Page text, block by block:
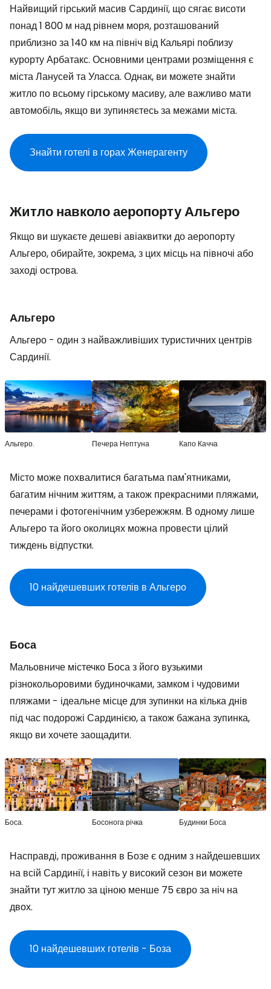
Найвищий гірський масив Сардинії, що сягає висоти
понад 1 800 м над рівнем моря, розташований
приблизно за 140 км на північ від Кальярі поблизу
курорту Арбатакс. Основними центрами розміщення є
міста Ланусей та Уласса. Однак, ви можете знайти
житло по всьому гірському масиву, але важливо мати
автомобіль, якщо ви зупиняєтесь за межами міста.
Знайти готелі в горах Женерагенту
Житло навколо аеропорту Альгеро
Якщо ви шукаєте дешеві авіаквитки до аеропорту
Альгеро, обирайте, зокрема, з цих місць на півночі або
заході острова.
Альгеро
Альгеро - один з найважливіших туристичних центрів
Сардинії.
Альгеро. Печера Нептуна Капо Качча
Місто може похвалитися багатьма пам'ятниками,
багатим нічним життям, а також прекрасними пляжами,
печерами і фотогенічним узбережжям. В одному лише
Альгеро та його околицях можна провести цілий
тиждень відпустки.
10 найдешевших готелів в Альгеро
Боса
Мальовниче містечко Боса з його вузькими
різнокольоровими будиночками, замком і чудовими
пляжами - ідеальне місце для зупинки на кілька днів
під час подорожі Сардинією, а також бажана зупинка,
якщо ви хочете заощадити.
Боса. Босонога річка Будинки Боса
Насправді, проживання в Бозе є одним з найдешевших
на всій Сардинії, і навіть у високий сезон ви можете
знайти тут житло за ціною менше 75 євро за ніч на
двох.
10 найдешевших готелів - Боза